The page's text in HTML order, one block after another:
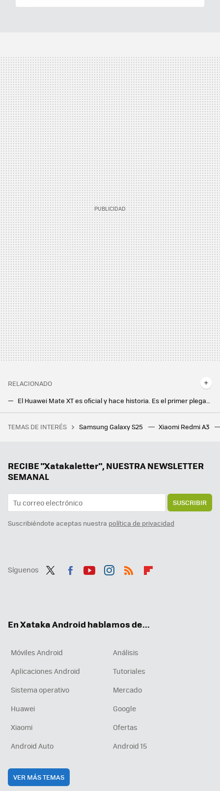
RELACIONADO
El Huawei Mate XT es oficial y hace historia. Es el primer plegable con dos bisagras, también el más caro
El primer móvil plegable triple es de Huawei es un prodigio técnico. Cambiar su pantalla cuesta más que un iPhone 16
Si la pregunta es cuánto dinero existe en el mundo por persona, este revelador gráfico tiene la respuesta
TEMAS DE INTERÉS Samsung Galaxy S25 Xiaomi Redmi A3
RECIBE "Xatakaletter", NUESTRA NEWSLETTER
SEMANAL
SUSCRIBIR
Suscribiéndote aceptas nuestra política de privacidad
Síguenos
En Xataka Android hablamos de...
Móviles Android
Análisis
Aplicaciones Android
Tutoriales
Sistema operativo
Mercado
Huawei
Google
Xiaomi
Ofertas
Android Auto
Android 15
VER MÁS TEMAS